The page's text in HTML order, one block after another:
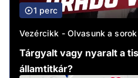
1 perc
Vezércikk - Olvasunk a
Tárgyalt vagy nyaralt a
államtitkár?